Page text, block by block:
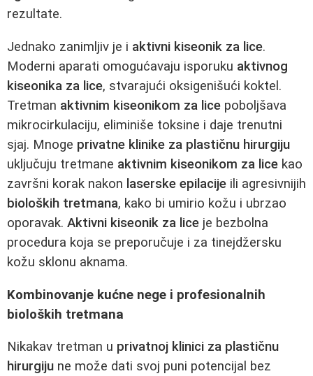
rezultate.
Jednako zanimljiv je i aktivni kiseonik za lice.
Moderni aparati omogućavaju isporuku aktivnog
kiseonika za lice, stvarajući oksigenišući koktel.
Tretman aktivnim kiseonikom za lice poboljšava
mikrocirkulaciju, eliminiše toksine i daje trenutni
sjaj. Mnoge privatne klinike za plastičnu hirurgiju
uključuju tretmane aktivnim kiseonikom za lice kao
završni korak nakon laserske epilacije ili agresivnijih
bioloških tretmana, kako bi umirio kožu i ubrzao
oporavak. Aktivni kiseonik za lice je bezbolna
procedura koja se preporučuje i za tinejdžersku
kožu sklonu aknama.
Kombinovanje kućne nege i profesionalnih
bioloških tretmana
Nikakav tretman u privatnoj klinici za plastičnu
hirurgiju ne može dati svoj puni potencijal bez